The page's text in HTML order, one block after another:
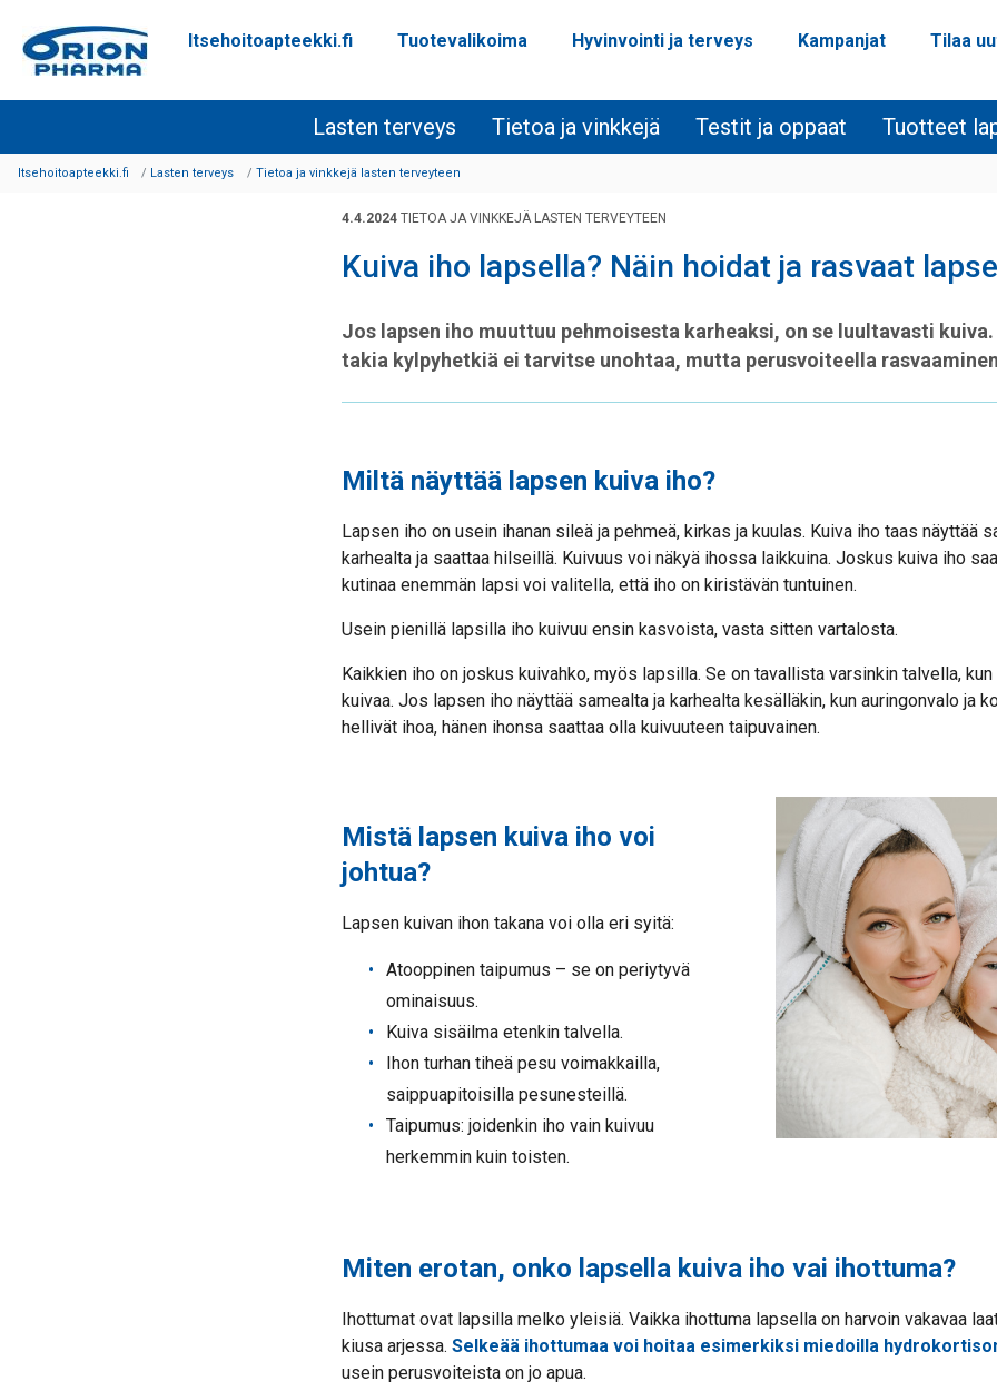
Siirry sisältöön
Itsehoitoapteekki.fi Tuotevalikoima Hyvinvointi ja terveys Kampanjat Tilaa
Lasten terveys Tietoa ja vinkkejä Testit ja oppaat Tuotteet
Itsehoitoapteekki.fi Lasten terveys Tietoa ja vinkkejä lasten terveyteen
4.4.2024 TIETOA JA VINKKEJÄ LASTEN TERVEYTEEN
Kuiva iho lapsella? Näin hoidat ja rasvaat
Jos lapsen iho muuttuu pehmoisesta karheaksi, on se luultavasti kuiva.
takia kylpyhetkiä ei tarvitse unohtaa, mutta perusvoiteella
Miltä näyttää lapsen kuiva iho?
Lapsen iho on usein ihanan sileä ja pehmeä, kirkas ja kuulas. Kuiva iho taas näyttää
karhealta ja saattaa hilseillä. Kuivuus voi näkyä ihossa laikkuina. Joskus kuiva iho
kutinaa enemmän lapsi voi valitella, että iho on kiristävän tuntuinen.
Usein pienillä lapsilla iho kuivuu ensin kasvoista, vasta sitten vartalosta.
Kaikkien iho on joskus kuivahko, myös lapsilla. Se on tavallista varsinkin talvella, kun
kuivaa. Jos lapsen iho näyttää samealta ja karhealta kesälläkin, kun auringonvalo ja
hellivät ihoa, hänen ihonsa saattaa olla kuivuuteen taipuvainen.
Mistä lapsen kuiva iho voi
johtua?
Lapsen kuivan ihon takana voi olla eri syitä:
Atooppinen taipumus – se on periytyvä
ominaisuus.
Kuiva sisäilma etenkin talvella.
Ihon turhan tiheä pesu voimakkailla,
saippuapitoisilla pesunesteillä.
Taipumus: joidenkin iho vain kuivuu
herkemmin kuin toisten.
Miten erotan, onko lapsella kuiva iho vai ihottuma?
Ihottumat ovat lapsilla melko yleisiä. Vaikka ihottuma lapsella on harvoin vakavaa
kiusa arjessa. Selkeää ihottumaa voi hoitaa esimerkiksi miedoilla
usein perusvoiteista on jo apua.